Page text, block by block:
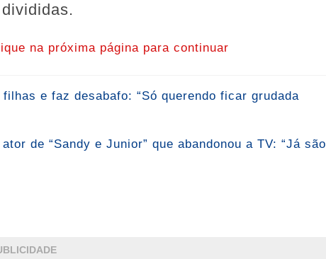
na próxima página para continuar
e faz desabafo: “Só querendo ficar grudada
de “Sandy e Junior” que abandonou a TV: “Já são